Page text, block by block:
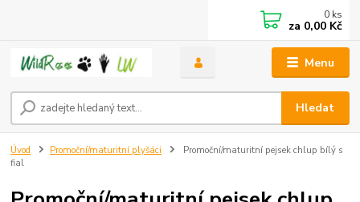
Menu
Hledat
0 ks
za 0,00 Kč
Úvod Promoční/maturitní plyšáci
Promoční/maturitní pejsek chlup bílý s
fial